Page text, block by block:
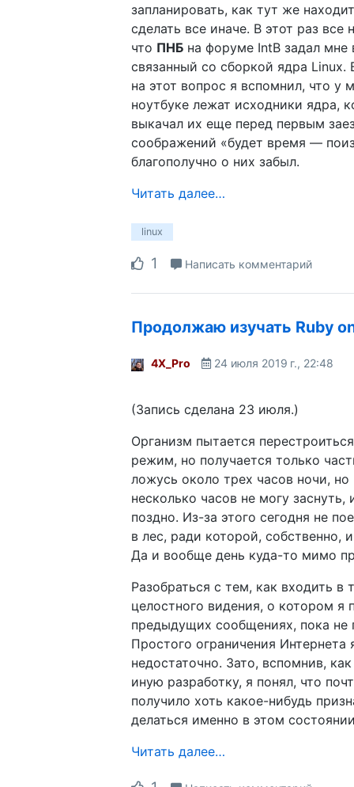
запланировать, как тут же
сделать все иначе. В этот раз все
что ПНБ на форуме IntB задал мне
связанный со сборкой ядра Linux.
на этот вопрос я вспомнил, что у
ноутбуке лежат исходники ядра,
выкачал их еще перед первым
соображений «будет время —
благополучно о них забыл.
Читать далее…
linux
1 Написать комментарий
Продолжаю изучать Ruby
4X_Pro 24 июля 2019 г., 22:48
(Запись сделана 23 июля.)
Организм пытается
режим, но получается только
ложусь около трех часов ночи,
несколько часов не могу
поздно. Из-за этого сегодня не
в лес, ради которой, собственно,
Да и вообще день куда-то мимо
Разобраться с тем, как входить в
целостного видения, о котором я
предыдущих сообщениях, пока не
Простого ограничения Интернета
недостаточно. Зато, вспомнив,
иную разработку, я понял, что
получило хоть какое-нибудь
делаться именно в этом
Читать далее…